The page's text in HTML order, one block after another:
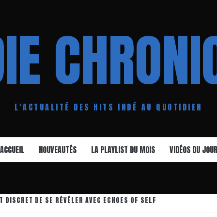
L'ACTUALITÉ DES HITS INDÉ AU QUOTIDIEN
ACCUEIL NOUVEAUTÉS LA PLAYLIST DU MOIS VIDÉOS DU JOUR
DISCRET DE SE RÉVÉLER AVEC ECHOES OF SELF